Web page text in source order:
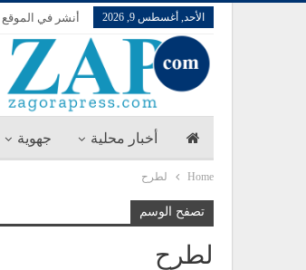
الأحد, أغسطس 9, 2026 أنشر في الموقع
أخبار محلية جهوية
Home لطرح
تصفح الوسم
لطرح